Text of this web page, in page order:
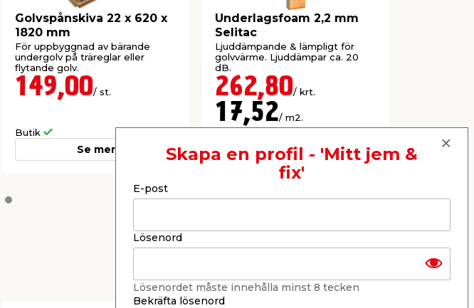
Golvspånskiva 22 x 620 x
1820 mm
För uppbyggnad av bärande
undergolv på träreglar eller
flytande golv.
149,00/ st.
Butik
Se mer
Underlagsfoam 2,2 mm
Selitac
Ljuddämpande & lämpligt för
golvvärme. Ljuddämpar ca. 20
dB.
262,80/ krt.
17,52/ m2.
Se mer
Skapa en profil - 'Mitt jem &
fix'
E-post
Lösenord
Lösenordet måste innehålla minst 8 tecken
Bekräfta lösenord